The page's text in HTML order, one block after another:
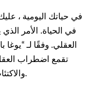
في حياتك اليومية ،
في الحياة. الأمر
العقلي. وفقًا لـ “يوغا
تقمع اضطراب
والاكتئاب والغضب الذي قد يؤدي إلى التوتر.